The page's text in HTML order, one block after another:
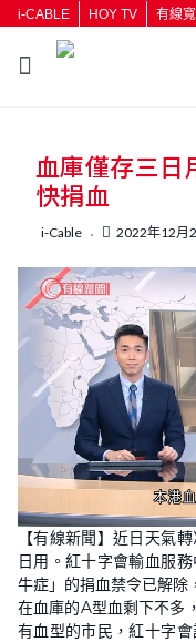
i-CABLE HOY TV 有線
血庫僅存三
快捐血
i-Cable 2022年12月
U
n
m
u
t
e
o
a
d
e
d
:
4
5
.
【有線新聞】近日天氣
日用。紅十字會輸血服
牛症」的捐血禁令已解除
在血庫的A型血剩下不多
有血型的市民，紅十字